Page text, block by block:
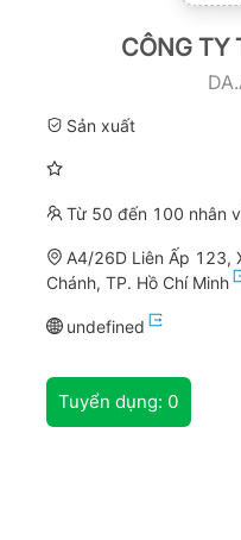
CÔNG TY
Sản xuất
Từ 50 đến 100 nhân
A4/26D Liên Ấp 123,
Chánh, TP. Hồ Chí Minh
undefined
Tuyển dụng: 0